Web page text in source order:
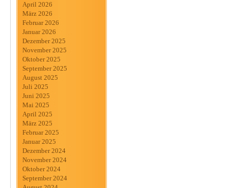
April 2026
März 2026
Februar 2026
Januar 2026
Dezember 2025
November 2025
Oktober 2025
September 2025
August 2025
Juli 2025
Juni 2025
Mai 2025
April 2025
März 2025
Februar 2025
Januar 2025
Dezember 2024
November 2024
Oktober 2024
September 2024